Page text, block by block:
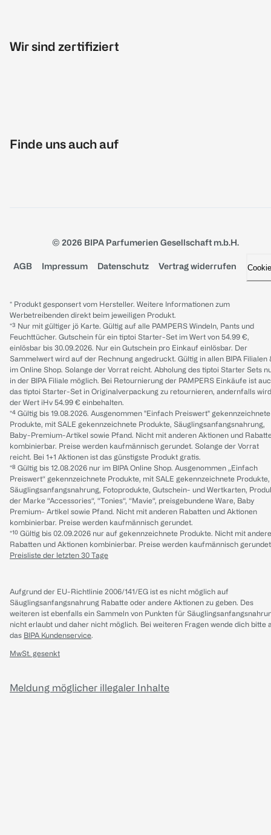
Wir sind zertifiziert
Finde uns auch auf
© 2026 BIPA Parfumerien Gesellschaft m.b.H.
AGB Impressum Datenschutz Vertrag widerrufen
* Produkt gesponsert vom Hersteller. Weitere Informationen zum
Werbetreibenden direkt beim jeweiligen Produkt.
*³ Nur mit gültiger jö Karte. Gültig auf alle PAMPERS Windeln, Pants und
Feuchttücher. Gutschein für ein tiptoi Starter-Set im Wert von 54.99 €,
einlösbar bis 30.09.2026. Nur ein Gutschein pro Einkauf einlösbar. Der
Sammelwert wird auf der Rechnung angedruckt. Gültig in allen BIPA Filialen
im Online Shop. Solange der Vorrat reicht. Abholung des tiptoi Starter Sets
in der BIPA Filiale möglich. Bei Retournierung der PAMPERS Einkäufe ist
das tiptoi Starter-Set in Originalverpackung zu retournieren, andernfalls wird
der Wert iHv 54.99 € einbehalten.
*⁴ Gültig bis 19.08.2026. Ausgenommen "Einfach Preiswert" gekennzeichnete
Produkte, mit SALE gekennzeichnete Produkte, Säuglingsanfangsnahrung,
Baby-Premium-Artikel sowie Pfand. Nicht mit anderen Aktionen und
kombinierbar. Preise werden kaufmännisch gerundet. Solange der Vorrat
reicht. Bei 1+1 Aktionen ist das günstigste Produkt gratis.
*⁸ Gültig bis 12.08.2026 nur im BIPA Online Shop. Ausgenommen „Einfach
Preiswert“ gekennzeichnete Produkte, mit SALE gekennzeichnete Produkte,
Säuglingsanfangsnahrung, Fotoprodukte, Gutschein- und Wertkarten,
der Marke “Accessories“, “Tonies“, “Mavie“, preisgebundene Ware, Baby
Premium- Artikel sowie Pfand. Nicht mit anderen Rabatten und Aktionen
kombinierbar. Preise werden kaufmännisch gerundet.
*¹⁰ Gültig bis 02.09.2026 nur auf gekennzeichnete Produkte. Nicht mit
Rabatten und Aktionen kombinierbar. Preise werden kaufmännisch
Preisliste der letzten 30 Tage
Aufgrund der EU-Richtlinie 2006/141/EG ist es nicht möglich auf
Säuglingsanfangsnahrung Rabatte oder andere Aktionen zu geben. Des
weiteren ist ebenfalls ein Sammeln von Punkten für
nicht erlaubt und daher nicht möglich. Bei weiteren Fragen wende dich bitte
das BIPA Kundenservice.
MwSt. gesenkt
Meldung möglicher illegaler Inhalte